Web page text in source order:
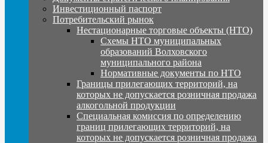
Инвестиционный паспорт
Потребительский рынок
Нестационарные торговые объекты (НТО)
Схемы НТО муниципальных
образований Волховского
муниципального района
Нормативные документы по НТО
Границы прилегающих территорий, на
которых не допускается розничная продажа
алкогольной продукции
Специальная комиссия по определению
границ прилегающих территорий, на
которых не допускается розничная продажа